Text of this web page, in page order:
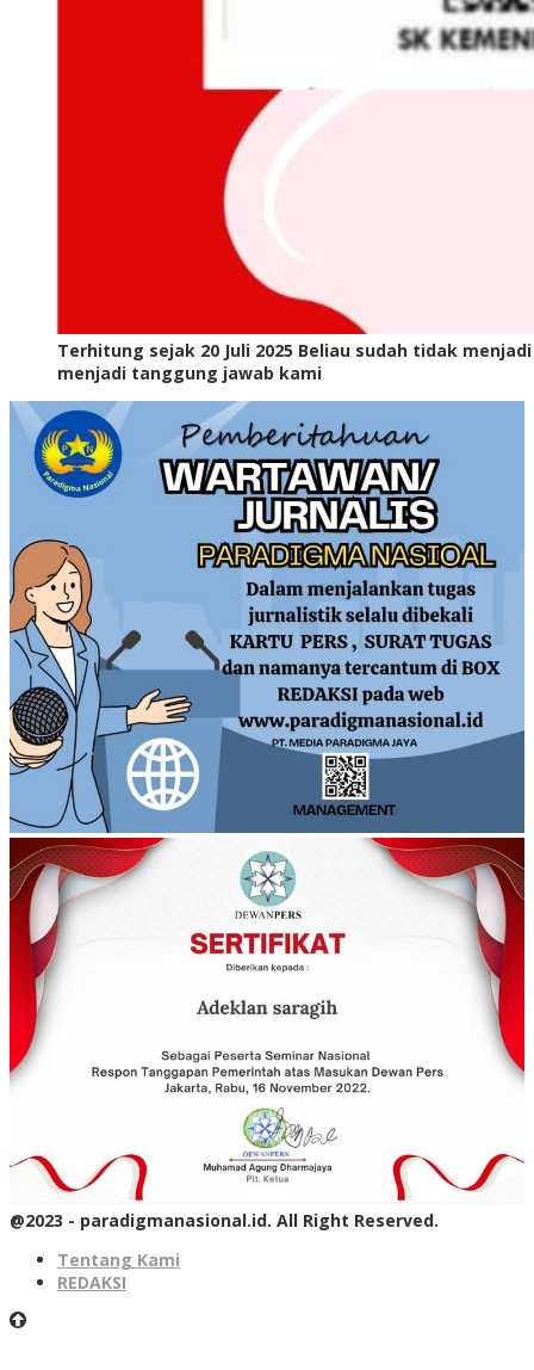
Terhitung sejak 20 Juli 2025 Beliau sudah tidak
menjadi tanggung jawab kami
@2023 - paradigmanasional.id. All Right Reserved.
Tentang Kami
REDAKSI